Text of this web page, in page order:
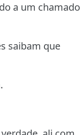
a um chamado
saibam que